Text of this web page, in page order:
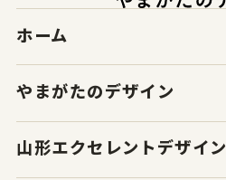
ホーム
やまがたのデザイン
山形エクセレントデザイン